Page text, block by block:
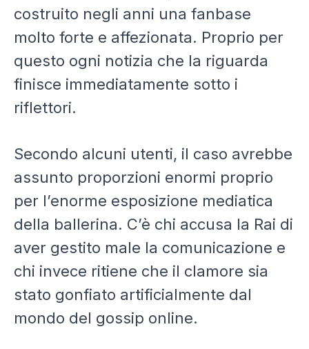
costruito negli anni una fanbase
molto forte e affezionata. Proprio per
questo ogni notizia che la riguarda
finisce immediatamente sotto i
riflettori.
Secondo alcuni utenti, il caso avrebbe
assunto proporzioni enormi proprio
per l’enorme esposizione mediatica
della ballerina. C’è chi accusa la Rai di
aver gestito male la comunicazione e
chi invece ritiene che il clamore sia
stato gonfiato artificialmente dal
mondo del gossip online.